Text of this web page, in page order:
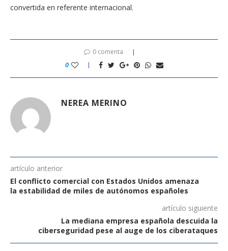
convertida en referente internacional.
0 comenta
0
NEREA MERINO
artículo anterior
El conflicto comercial con Estados Unidos amenaza
la estabilidad de miles de autónomos españoles
artículo siguiente
La mediana empresa española descuida la
ciberseguridad pese al auge de los ciberataques